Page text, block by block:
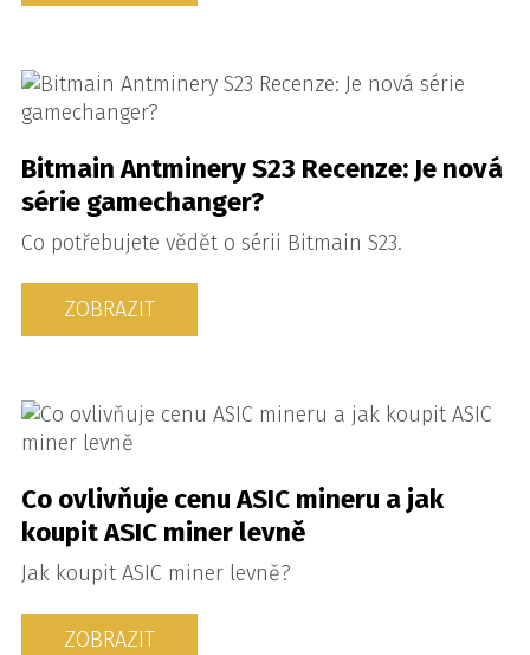
Bitmain Antminery S23 Recenze: Je nová
série gamechanger?
Co potřebujete vědět o sérii Bitmain S23.
ZOBRAZIT
Co ovlivňuje cenu ASIC mineru a jak
koupit ASIC miner levně
Jak koupit ASIC miner levně?
ZOBRAZIT